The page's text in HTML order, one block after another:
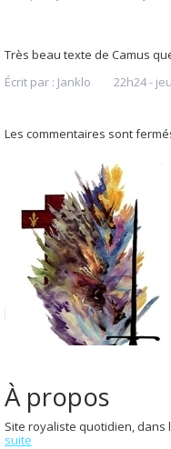
Très beau texte de Camus
Écrit par : Janklo 22h24-
Les commentaires sont
À propos
Site royaliste quotidien,
suite